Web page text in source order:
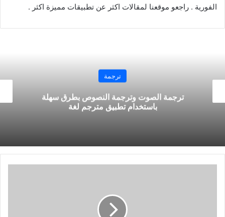
الفورية . راجعو موقعنا لمقالات اكثر عن تطبيقات مميزة اكثر .
تسوق
كشف الحشرات في الطعام بواسطة سكانر للباركود
يعطيك النتيجة فوريا